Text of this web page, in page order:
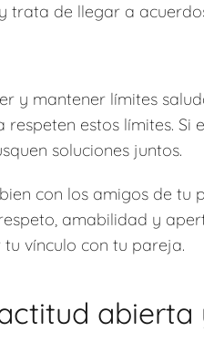
trata de llegar a
y mantener límites
estos límites.
soluciones juntos.
con los amigos de
amabilidad y
vínculo con tu pareja.